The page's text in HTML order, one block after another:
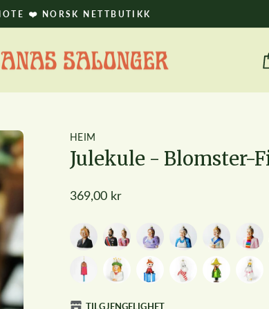
Pause
❤️ NORSK NETTBUTIKK
HEIM
Julekule - Blomster-
pris
369,00 kr
TILGJENGELIGHET